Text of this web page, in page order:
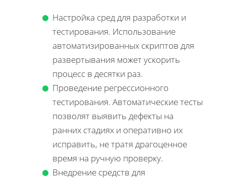
Настройка сред для разработки и
тестирования. Использование
автоматизированных скриптов для
развертывания может ускорить
процесс в десятки раз.
Проведение регрессионного
тестирования. Автоматические тесты
позволят выявить дефекты на
ранних стадиях и оперативно их
исправить, не тратя драгоценное
время на ручную проверку.
Внедрение средств для